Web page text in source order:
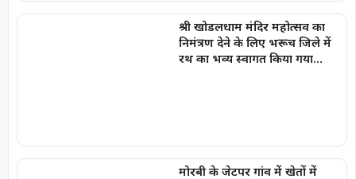
श्री खोडलधाम मंदिर महोत्सव का
निमंत्रण देने के लिए भरूच जिले में
रथ का भव्य स्वागत किया गया…
मोरबी के जेटपर गांव में खेतों में